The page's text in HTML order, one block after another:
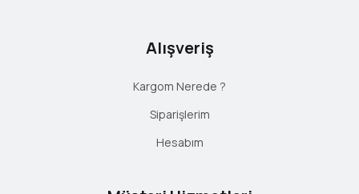
Alışveriş
Kargom Nerede ?
Siparişlerim
Hesabım